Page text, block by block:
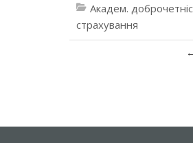
Академ.
страхування